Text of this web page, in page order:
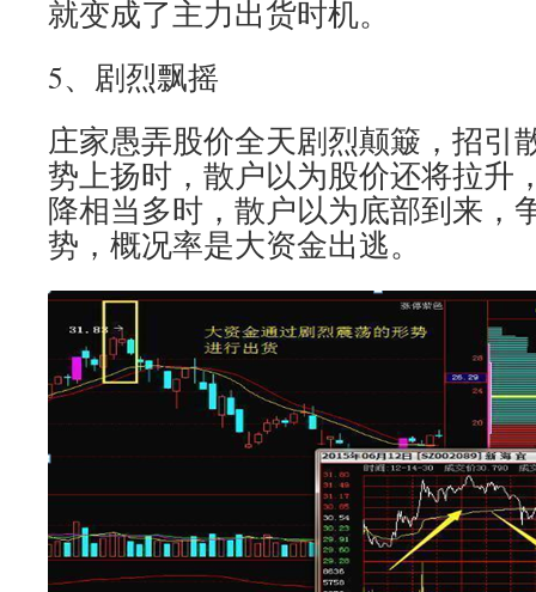
就变成了主力出货时机。
5、剧烈飘摇
庄家愚弄股价全天剧烈颠簸，招引
势上扬时，散户以为股价还将拉升
降相当多时，散户以为底部到来，
势，概况率是大资金出逃。